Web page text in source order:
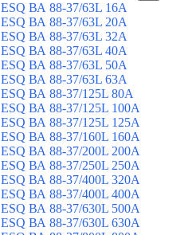
ESQ ВА 88-37/63L 16A
ESQ ВА 88-37/63L 20A
ESQ ВА 88-37/63L 32A
ESQ ВА 88-37/63L 40A
ESQ ВА 88-37/63L 50A
ESQ ВА 88-37/63L 63A
ESQ ВА 88-37/125L 80A
ESQ ВА 88-37/125L 100A
ESQ ВА 88-37/125L 125A
ESQ ВА 88-37/160L 160A
ESQ ВА 88-37/200L 200A
ESQ ВА 88-37/250L 250A
ESQ ВА 88-37/400L 320A
ESQ ВА 88-37/400L 400A
ESQ ВА 88-37/630L 500A
ESQ ВА 88-37/630L 630A